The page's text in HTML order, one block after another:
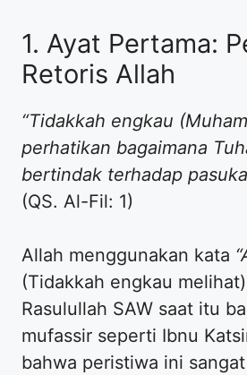
1. Ayat Pertama:
Retoris Allah
“Tidakkah engkau
perhatikan bagaimana
bertindak terhadap
(QS. Al-Fil: 1)
Allah menggunakan kata
(Tidakkah engkau
Rasulullah SAW saat itu
mufassir seperti Ibnu
bahwa peristiwa ini